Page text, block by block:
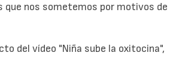
nos sometemos por motivos de
del vídeo "Niña sube la oxitocina",